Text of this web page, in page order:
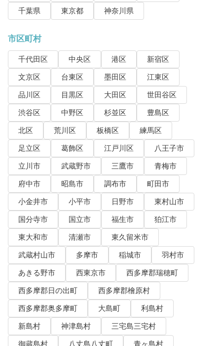
千葉県
東京都 神奈川県
市区町村
千代田区 中央区 港区
新宿区
文京区
台東区 墨田区
江東区
品川区
目黒区 大田区
世田谷区
渋谷区
中野区 杉並区
豊島区
北区
荒川区 板橋区
練馬区
足立区
葛飾区 江戸川区
八王子市
立川市
武蔵野市 三鷹市
青梅市
府中市
昭島市 調布市
町田市
小金井市
小平市 日野市
東村山市
国分寺市
国立市 福生市
狛江市
東大和市
清瀬市
東久留米市
武蔵村山市
多摩市 稲城市
羽村市
あきる野市
西東京市
西多摩郡瑞穂町
西多摩郡日の出町
西多摩郡檜原村
西多摩郡奥多摩町
大島町
利島村
新島村
神津島村
三宅島三宅村
御蔵島村
八丈島八丈町 青ヶ島村